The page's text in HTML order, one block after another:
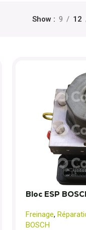
Show 9 12
Bloc ESP
Freinage,
BOSCH